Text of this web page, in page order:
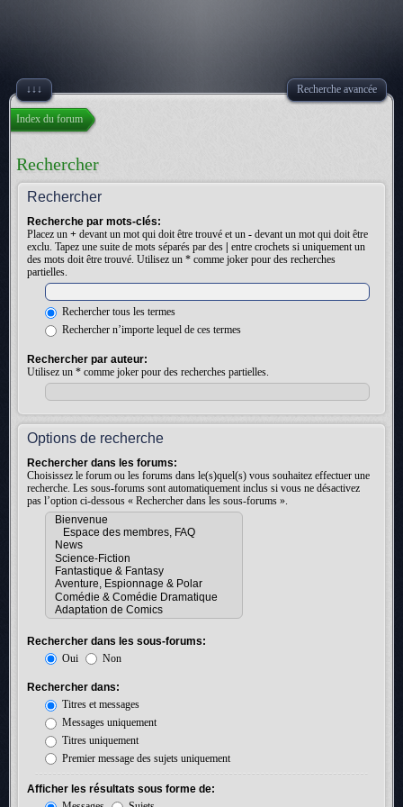
↓↓↓ Recherche avancée
Index du forum
Rechercher
Rechercher
Recherche par mots-clés:
Placez un + devant un mot qui doit être trouvé et un - devant un mot qui doit être
exclu. Tapez une suite de mots séparés par des
entre crochets si uniquement un
des mots doit être trouvé. Utilisez un * comme joker pour des recherches
partielles.
Rechercher tous les termes
Rechercher n’importe lequel de ces termes
Rechercher par auteur:
Utilisez un * comme joker pour des recherches partielles.
Options de recherche
Rechercher dans les forums:
Choisissez le forum ou les forums dans le(s)quel(s) vous souhaitez effectuer une
recherche. Les sous-forums sont automatiquement inclus si vous ne désactivez
pas l’option ci-dessous « Rechercher dans les sous-forums ».
Rechercher dans les sous-forums:
Oui
Non
Rechercher dans:
Titres et messages
Messages uniquement
Titres uniquement
Premier message des sujets uniquement
Afficher les résultats sous forme de: